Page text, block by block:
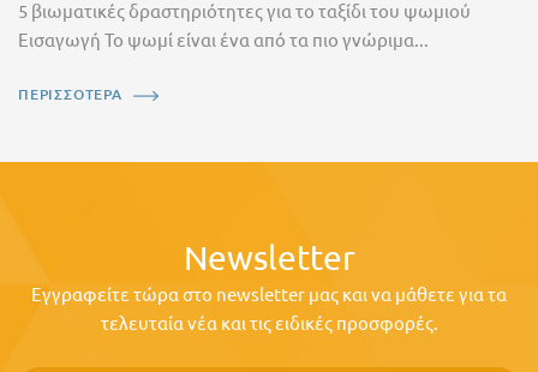
5 βιωματικές δραστηριότητες για το ταξίδι του ψωμιού
Εισαγωγή Το ψωμί είναι ένα από τα πιο γνώριμα...
ΠΕΡΙΣΣΟΤΕΡΑ
Newsletter
Εγγραφείτε τώρα στο newsletter μας και να μάθετε για τα
τελευταία νέα και τις ειδικές προσφορές.